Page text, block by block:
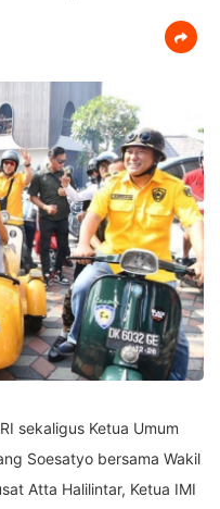
sekaligus Ketua Umum
Soesatyo bersama Wakil
Atta Halilintar, Ketua IMI